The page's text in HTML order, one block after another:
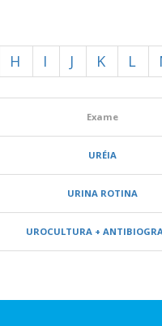
H I J K L
Exame
URÉIA
URINA ROTINA
UROCULTURA +